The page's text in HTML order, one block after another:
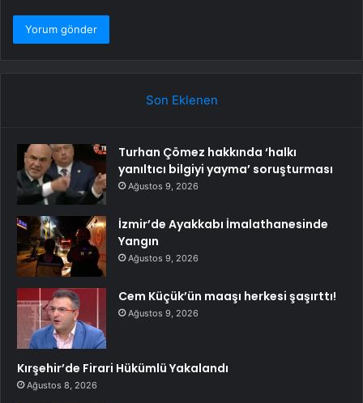
Son Eklenen
Turhan Çömez hakkında ‘halkı
yanıltıcı bilgiyi yayma’ soruşturması
Ağustos 9, 2026
İzmir’de Ayakkabı İmalathanesinde
Yangın
Ağustos 9, 2026
Cem Küçük’ün maaşı herkesi şaşırttı!
Ağustos 9, 2026
Kırşehir’de Firari Hükümlü Yakalandı
Ağustos 8, 2026